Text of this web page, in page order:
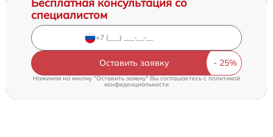
специалистом
Оставить заявку
Нажимая на кнопку "Оставить заявку" Вы соглашаетесь cполитикой
конфиденциальности